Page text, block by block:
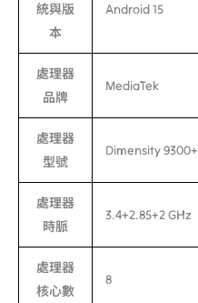
統與版
本
Android 15
處理器
品牌
MediaTek
處理器
型號
Dimensity 9300+
處理器
時脈
3.4+2.85+2 GHz
處理器
核心數
8